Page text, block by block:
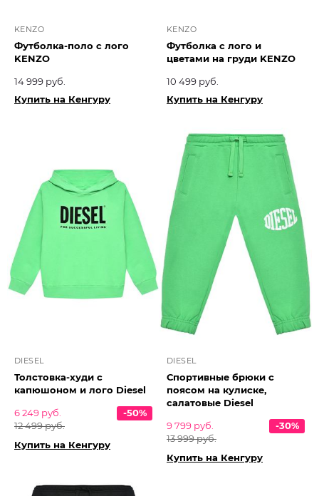
KENZO
Футболка-поло с лого
KENZO
14 999 руб.
Купить на Кенгуру
KENZO
Футболка с лого и
цветами на груди KENZO
10 499 руб.
Купить на Кенгуру
DIESEL
Толстовка-худи с
капюшоном и лого Diesel
6 249 руб.
12 499 руб.
-50%
Купить на Кенгуру
DIESEL
Спортивные брюки с
поясом на кулиске,
салатовые Diesel
9 799 руб.
13 999 руб.
-30%
Купить на Кенгуру